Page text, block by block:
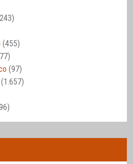
(455)
(97)
(1.657)